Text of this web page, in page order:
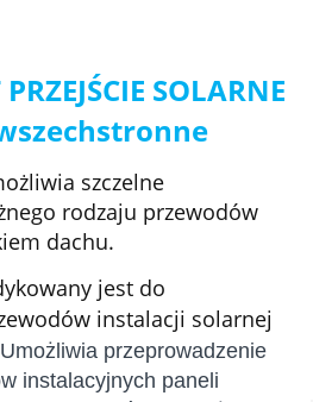
SOLARNE
szczelne
rodzaju przewodów
dachu.
jest do
instalacji solarnej
Umożliwia przeprowadzenie
instalacyjnych paneli